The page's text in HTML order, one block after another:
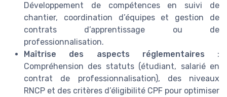
Développement de compétences en suivi de
chantier, coordination d’équipes et gestion de
contrats d’apprentissage ou de
professionnalisation.
Maîtrise des aspects réglementaires :
Compréhension des statuts (étudiant, salarié en
contrat de professionnalisation), des niveaux
RNCP et des critères d’éligibilité CPF pour optimiser